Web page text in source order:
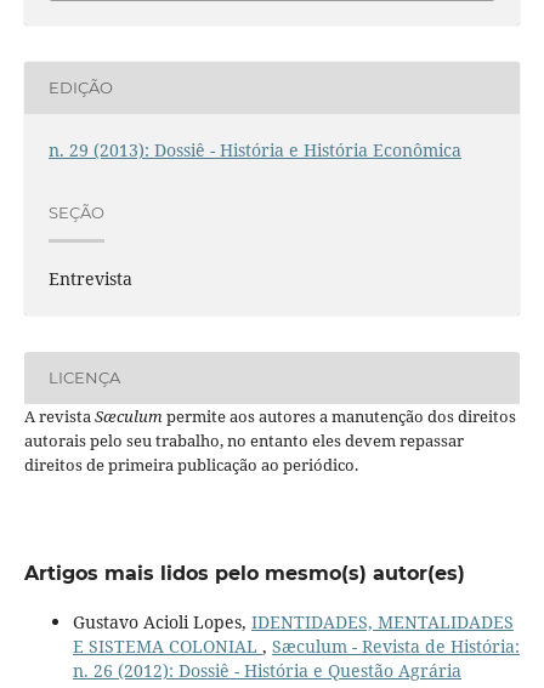
EDIÇÃO
n. 29 (2013): Dossiê - História e História Econômica
SEÇÃO
Entrevista
LICENÇA
A revistaSæculumpermite aos autores a manutenção dos direitos
autorais pelo seu trabalho, no entanto eles devem repassar
direitos de primeira publicação ao periódico.
Artigos mais lidos pelo mesmo(s) autor(es)
Gustavo Acioli Lopes, IDENTIDADES, MENTALIDADES
E SISTEMA COLONIAL , Sæculum - Revista de História:
n. 26 (2012): Dossiê - História e Questão Agrária